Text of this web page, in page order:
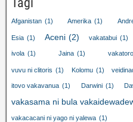
Afganistan (1) Amerika (1)
Esia (1) Aceni (2) vakatabui (1)
ivola (1) Jaina (1)
vuvu ni clitoris (1) Kolomu (1)
itovo vakavanua (1) Darwini (1)
vakasama ni bula
vakacacani ni yago ni yalewa (1)